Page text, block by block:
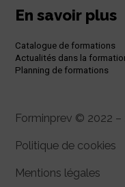
En savoir plus
Catalogue de formations
Actualités dans la
Planning de formations
Forminprev © 2022 –
Politique de cookies
Mentions légales